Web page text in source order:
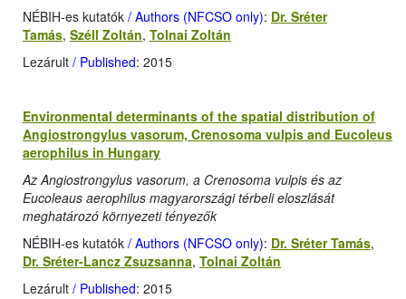
NÉBIH-es kutatók / Authors (NFCSO only): Dr. Sréter
Tamás, Széll Zoltán, Tolnai Zoltán
Lezárult / Published: 2015
Environmental determinants of the spatial distribution of
Angiostrongylus vasorum, Crenosoma vulpis and Eucoleus
aerophilus in Hungary
Az Angiostrongylus vasorum, a Crenosoma vulpis és az
Eucoleaus aerophilus magyarországi térbeli eloszlását
meghatározó környezeti tényezők
NÉBIH-es kutatók / Authors (NFCSO only): Dr. Sréter Tamás,
Dr. Sréter-Lancz Zsuzsanna, Tolnai Zoltán
Lezárult / Published: 2015